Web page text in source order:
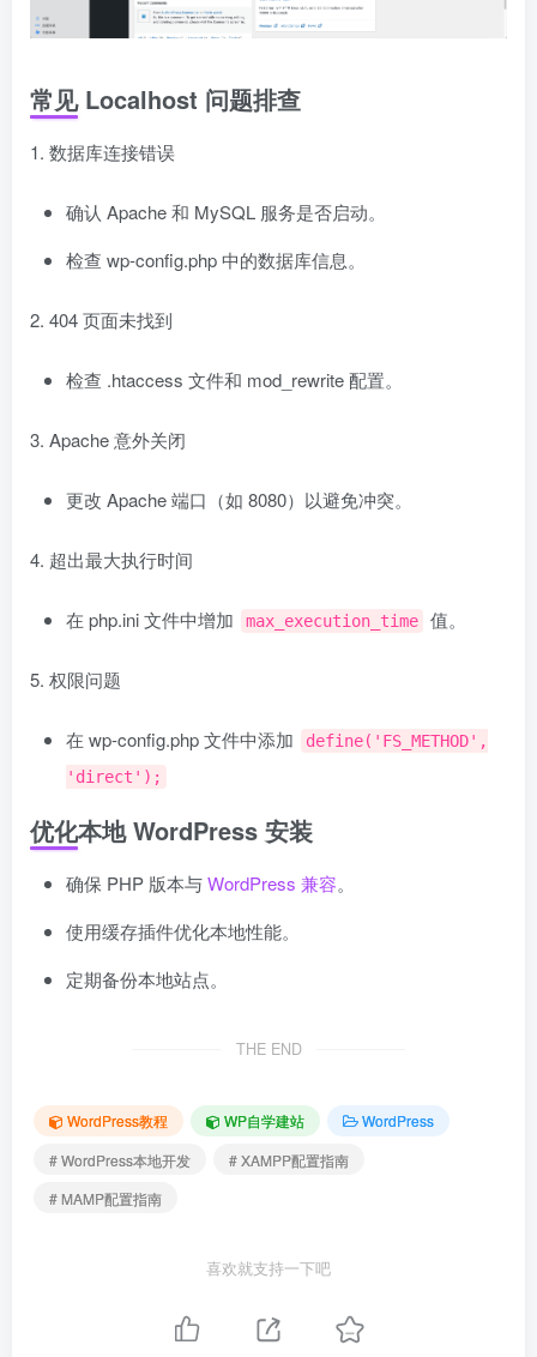
常见 Localhost 问题排查
1. 数据库连接错误
确认 Apache 和 MySQL 服务是否启动。
检查 wp-config.php 中的数据库信息。
2. 404 页面未找到
检查 .htaccess 文件和 mod_rewrite 配置。
3. Apache 意外关闭
更改 Apache 端口（如 8080）以避免冲突。
4. 超出最大执行时间
在 php.ini 文件中增加 max_execution_time 值。
5. 权限问题
在 wp-config.php 文件中添加
define('FS_METHOD',
'direct');
优化本地 WordPress 安装
确保 PHP 版本与WordPress 兼容。
使用缓存插件优化本地性能。
定期备份本地站点。
THE END
WordPress教程 WP自学建站
WordPress
# WordPress本地开发
# XAMPP配置指南
# MAMP配置指南
喜欢就支持一下吧